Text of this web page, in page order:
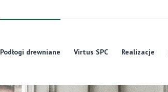
Podłogi drewniane Virtus SPC Realizacje